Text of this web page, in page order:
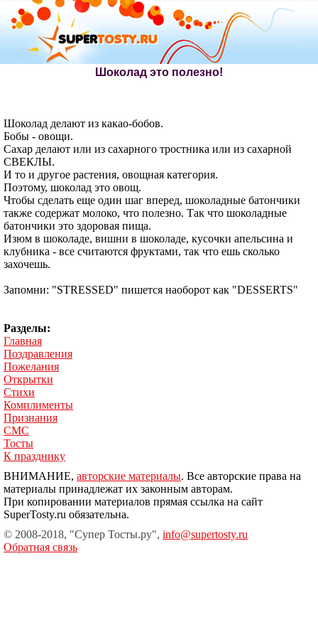
Шоколад это полезно!
Шоколад делают из какао-бобов.
Бобы - овощи.
Сахар делают или из сахарного тростника или из сахарной
СВЕКЛЫ.
И то и другое растения, овощная категория.
Поэтому, шоколад это овощ.
Чтобы сделать еще один шаг вперед, шоколадные батончики
также содержат молоко, что полезно. Так что шоколадные
батончики это здоровая пища.
Изюм в шоколаде, вишни в шоколаде, кусочки апельсина и
клубника - все считаются фруктами, так что ешь сколько
захочешь.
Запомни: "STRESSED" пишется наоборот как "DESSERTS"
Разделы:
Главная
Поздравления
Пожелания
Открытки
Стихи
Комплименты
Признания
СМС
Тосты
К празднику
ВНИМАНИЕ, авторские материалы. Все авторские права на
материалы принадлежат их законным авторам.
При копировании материалов прямая ссылка на сайт
SuperTosty.ru обязательна.
© 2008-2018, "Супер Тосты.ру", info@supertosty.ru
Обратная связь